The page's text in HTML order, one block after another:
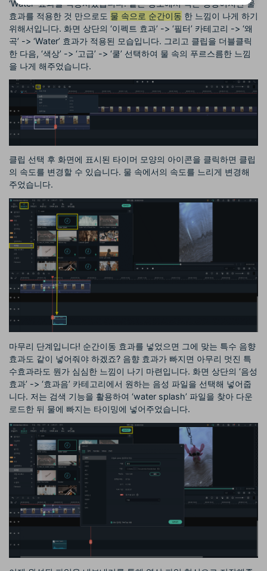
‘Water’ 효과를 적용시켰습니다. 같은 장소에서 찍은 영상이지만 물
효과를 적용한 것 만으로도 물 속으로 순간이동 한 느낌이 나게 하기
위해서입니다. 화면 상단의 ‘이펙트 효과’ -> ‘필터’ 카테고리 -> ‘왜
곡’ -> ‘Water’ 효과가 적용된 모습입니다. 그리고 클립을 더블클릭
한 다음, ‘색상’ -> ‘고급’ -> ‘쿨’ 선택하여 물 속의 푸르스름한 느낌
을 나게 해주었습니다.
클립 선택 후 화면에 표시된 타이머 모양의 아이콘을 클릭하면 클립
의 속도를 변경할 수 있습니다. 물 속에서의 속도를 느리게 변경해
주었습니다.
마무리 단계입니다! 순간이동 효과를 넣었으면 그에 맞는 특수 음향
효과도 같이 넣어줘야 하겠죠? 음향 효과가 빠지면 아무리 멋진 특
수효과라도 뭔가 심심한 느낌이 나기 마련입니다. 화면 상단의 ‘음성
효과’ -> ‘효과음’ 카테고리에서 원하는 음성 파일을 선택해 넣어줍
니다. 저는 검색 기능을 활용하여 ‘water splash’ 파일을 찾아 다운
로드한 뒤 물에 빠지는 타이밍에 넣어주었습니다.